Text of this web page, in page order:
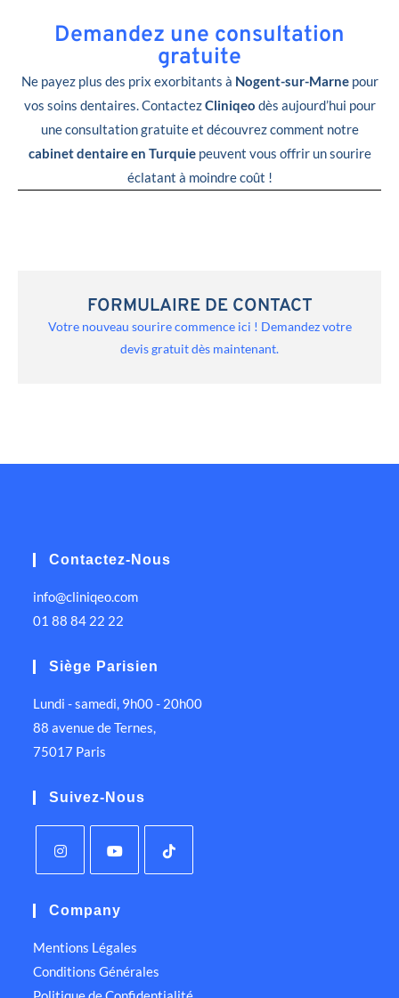
Demandez une consultation
gratuite
Ne payez plus des prix exorbitants à Nogent-sur-Marnepour
vos soins dentaires. ContactezCliniqeo dès aujourd’hui pour
une consultation gratuite et découvrez comment notre
cabinet dentaire en Turquiepeuvent vous offrir un sourire
éclatant à moindre coût !
FORMULAIRE DE CONTACT
Votre nouveau sourire commence ici ! Demandez votre
devis gratuit dès maintenant.
Contactez-Nous
info@cliniqeo.com
01 88 84 22 22
Siège Parisien
Lundi - samedi, 9h00 - 20h00
88 avenue de Ternes,
75017 Paris
Suivez-Nous
Company
Mentions Légales
Conditions Générales